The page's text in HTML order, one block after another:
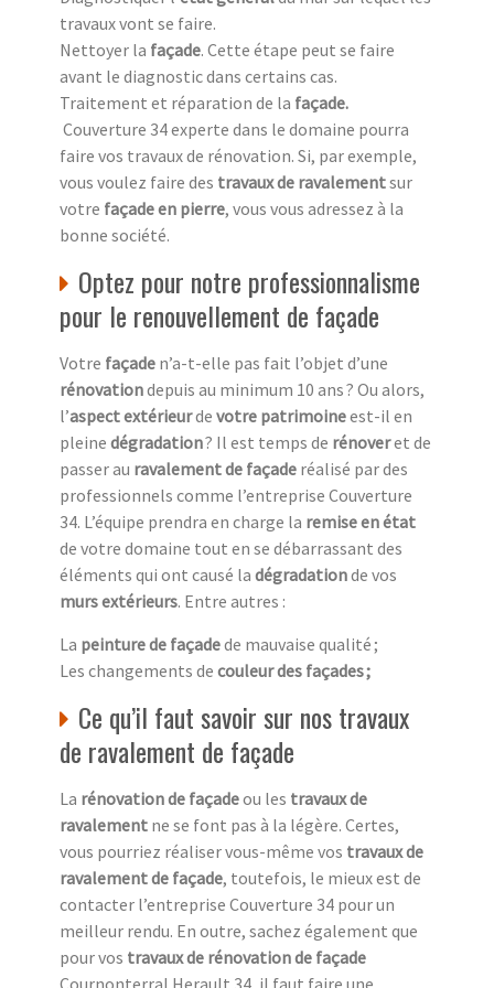
travaux vont se faire.
Nettoyer la façade. Cette étape peut se faire
avant le diagnostic dans certains cas.
Traitement et réparation de la façade.
Couverture 34 experte dans le domaine pourra
faire vos travaux de rénovation. Si, par exemple,
vous voulez faire des travaux de ravalementsur
votre façade en pierre, vous vous adressez à la
bonne société.
Optez pour notre professionnalisme
pour le renouvellement de façade
Votre façade n’a-t-elle pas fait l’objet d’une
rénovationdepuis au minimum 10 ans ? Ou alors,
l’aspect extérieurde votre patrimoineest-il en
pleine dégradation? Il est temps de rénoveret de
passer au ravalement de façade réalisé par des
professionnels comme l’entreprise Couverture
34. L’équipe prendra en charge la remise en état
de votre domaine tout en se débarrassant des
éléments qui ont causé la dégradationde vos
murs extérieurs. Entre autres :
La peinture de façadede mauvaise qualité ;
Les changements de couleur des façades ;
Ce qu’il faut savoir sur nos travaux
de ravalement de façade
La rénovation de façadeou les travaux de
ravalement ne se font pas à la légère. Certes,
vous pourriez réaliser vous-même vos travaux de
ravalement de façade, toutefois, le mieux est de
contacter l’entreprise Couverture 34 pour un
meilleur rendu. En outre, sachez également que
pour vos travaux de rénovation de façade